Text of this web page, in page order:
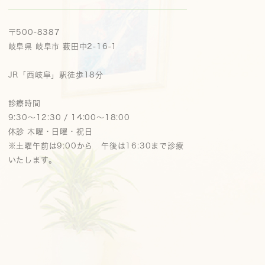
〒500-8387
岐阜県 岐阜市 薮田中2-16-1
JR「西岐阜」駅徒歩18分
診療時間
9:30～12:30 / 14:00～18:00
休診 木曜・日曜・祝日
※土曜午前は9:00から 午後は16:30まで診療
いたします。